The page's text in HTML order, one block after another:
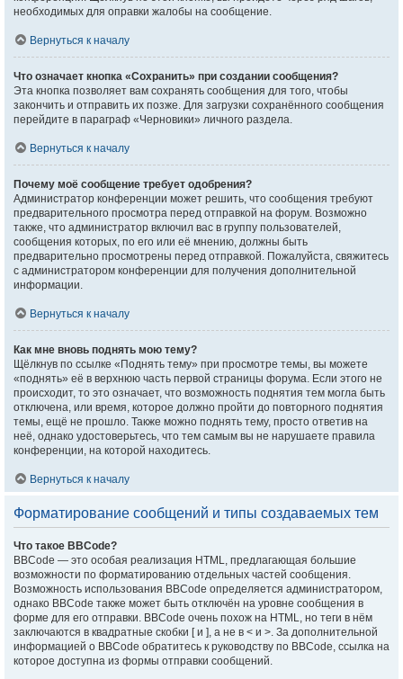
необходимых для оправки жалобы на сообщение.
Вернуться к началу
Что означает кнопка «Сохранить» при создании сообщения?
Эта кнопка позволяет вам сохранять сообщения для того, чтобы
закончить и отправить их позже. Для загрузки сохранённого сообщения
перейдите в параграф «Черновики» личного раздела.
Вернуться к началу
Почему моё сообщение требует одобрения?
Администратор конференции может решить, что сообщения требуют
предварительного просмотра перед отправкой на форум. Возможно
также, что администратор включил вас в группу пользователей,
сообщения которых, по его или её мнению, должны быть
предварительно просмотрены перед отправкой. Пожалуйста, свяжитесь
с администратором конференции для получения дополнительной
информации.
Вернуться к началу
Как мне вновь поднять мою тему?
Щёлкнув по ссылке «Поднять тему» при просмотре темы, вы можете
«поднять» её в верхнюю часть первой страницы форума. Если этого не
происходит, то это означает, что возможность поднятия тем могла быть
отключена, или время, которое должно пройти до повторного поднятия
темы, ещё не прошло. Также можно поднять тему, просто ответив на
неё, однако удостоверьтесь, что тем самым вы не нарушаете правила
конференции, на которой находитесь.
Вернуться к началу
Форматирование сообщений и типы создаваемых тем
Что такое BBCode?
BBCode — это особая реализация HTML, предлагающая большие
возможности по форматированию отдельных частей сообщения.
Возможность использования BBCode определяется администратором,
однако BBCode также может быть отключён на уровне сообщения в
форме для его отправки. BBCode очень похож на HTML, но теги в нём
заключаются в квадратные скобки [ и ], а не в < и >. За дополнительной
информацией о BBCode обратитесь к руководству по BBCode, ссылка на
которое доступна из формы отправки сообщений.